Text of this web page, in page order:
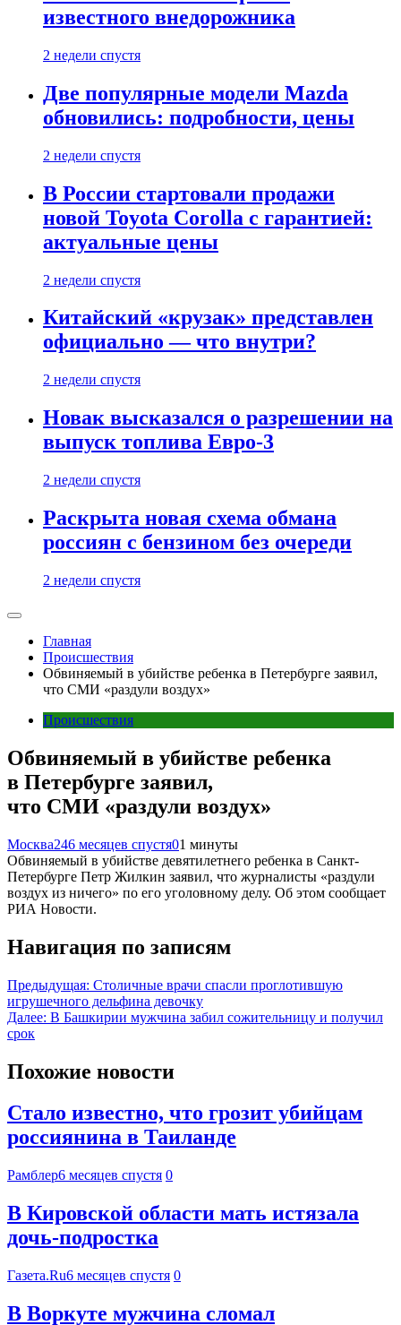
известного внедорожника
2 недели спустя
Две популярные модели Mazda
обновились: подробности, цены
2 недели спустя
В России стартовали продажи
новой Toyota Corolla с гарантией:
актуальные цены
2 недели спустя
Китайский «крузак» представлен
официально — что внутри?
2 недели спустя
Новак высказался о разрешении на
выпуск топлива Евро-3
2 недели спустя
Раскрыта новая схема обмана
россиян с бензином без очереди
2 недели спустя
Главная
Происшествия
Обвиняемый в убийстве ребенка в Петербурге заявил,
что СМИ «раздули воздух»
Происшествия
Обвиняемый в убийстве ребенка
в Петербурге заявил,
что СМИ «раздули воздух»
Москва246 месяцев спустя01 минуты
Обвиняемый в убийстве девятилетнего ребенка в Санкт-
Петербурге Петр Жилкин заявил, что журналисты «раздули
воздух из ничего» по его уголовному делу. Об этом сообщает
РИА Новости.
Навигация по записям
Предыдущая: Столичные врачи спасли проглотившую
игрушечного дельфина девочку
Далее: В Башкирии мужчина забил сожительницу и получил
срок
Похожие новости
Стало известно, что грозит убийцам
россиянина в Таиланде
Рамблер6 месяцев спустя 0
В Кировской области мать истязала
дочь-подростка
Газета.Ru6 месяцев спустя 0
В Воркуте мужчина сломал